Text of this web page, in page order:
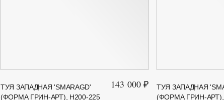
ТУЯ ЗАПАДНАЯ 'SMARAGD'
(ФОРМА ГРИН-АРТ), H200-225
143 000 ₽
ТУЯ ЗАПАДНАЯ
(ФОРМА ГРИН-АРТ),